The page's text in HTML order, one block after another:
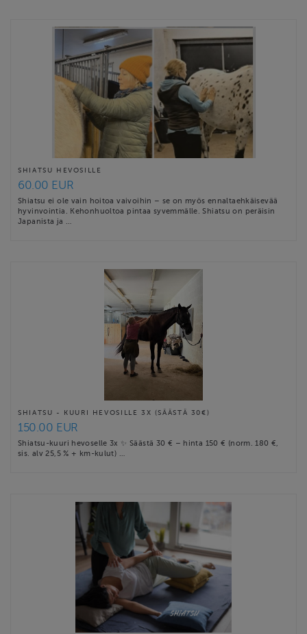
SHIATSU HEVOSILLE
60.00 EUR
Shiatsu ei ole vain hoitoa vaivoihin – se on myös ennaltaehkäisevää
hyvinvointia. Kehonhuoltoa pintaa syvemmälle. Shiatsu on peräisin
Japanista ja …
SHIATSU - KUURI HEVOSILLE 3X (SÄÄSTÄ 30€)
150.00 EUR
Shiatsu-kuuri hevoselle 3x ✨ Säästä 30 € – hinta 150 € (norm. 180 €,
sis. alv 25,5 % + km-kulut) …